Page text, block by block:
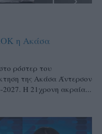
η Ακάσα
ρόστερ του
της Ακάσα Άντερσον
2027. Η 21χρονη ακραία...